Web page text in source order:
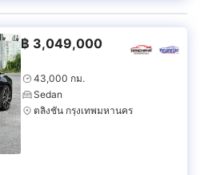
฿ 3,049,000
43,000 กม.
Sedan
ตลิ่งชัน กรุงเทพมหานคร